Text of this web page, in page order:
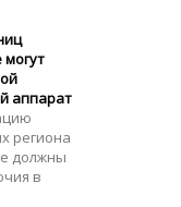
могут
аппарат
региона
должны
в